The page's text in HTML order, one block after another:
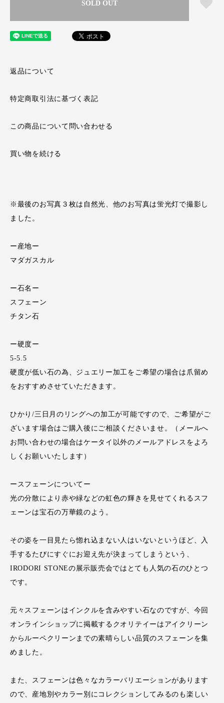
SOLD OUT
返品について
特定商取引法に基づく表記
この商品について問い合わせる
買い物を続ける
※最後のお写真３枚は自然光、他のお写真は蛍光灯で撮影し
ました。
ー産地ー
マダガスカル
ー石名ー
スフェーン
チタン石
ー硬度ー
5-5.5
硬度が低い石の為、ジュエリー加工をご希望の場合は爪留め
をおすすめさせていただきます。
ひかり/三日月のリングへの加工が可能ですので、ご希望がご
ざいます場合はご購入後にご相談くださいませ。（メールへ
お問い合わせの場合はケータイ以外のメールアドレスをよろ
しくお願いいたします）
ースフェーンについてー
光の分散により赤や緑などの虹色の輝きを見せてくれるスフ
ェーンは宝石の万華鏡のよう。
その姿を一目見たら惚れ込まない人はいないというほど、入
手するたびにすぐにお迎え先が決まってしまうという、
IRODORI STONEの展示販売会ではとても人気の石のひとつ
です。
元々スフェーンはインクルを含みやすい石なのですが、今回
オンラインショップに掲載するクオリテイーはアイクリーン
からルーペクリーンまでの素晴らしい品質のスフェーンを集
めました。
また、スフェーンは色々なカラーバリエーションがあります
ので、産地別やカラー別にコレクションしてみるのも楽しい